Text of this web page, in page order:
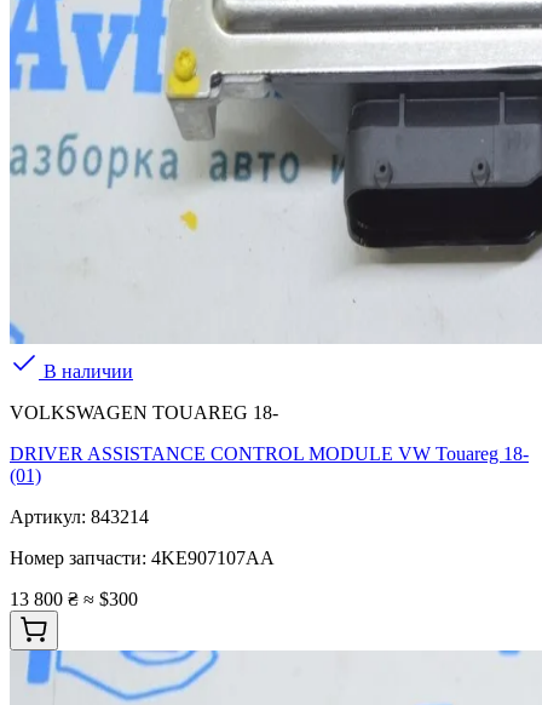
В наличии
VOLKSWAGEN TOUAREG 18-
DRIVER ASSISTANCE CONTROL MODULE VW Touareg 18-
(01)
Артикул: 843214
Номер запчасти: 4KE907107AA
13 800 ₴ ≈ $300